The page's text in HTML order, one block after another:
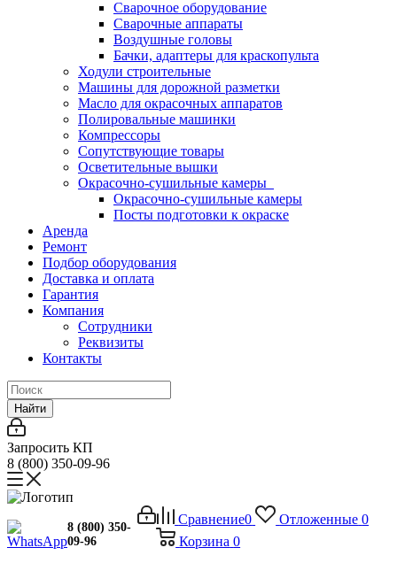
Сварочное оборудование
Сварочные аппараты
Воздушные головы
Бачки, адаптеры для краскопульта
Ходули строительные
Машины для дорожной разметки
Масло для окрасочных аппаратов
Полировальные машинки
Компрессоры
Сопутствующие товары
Осветительные вышки
Окрасочно-сушильные камеры
Окрасочно-сушильные камеры
Посты подготовки к окраске
Аренда
Ремонт
Подбор оборудования
Доставка и оплата
Гарантия
Компания
Сотрудники
Реквизиты
Контакты
Найти
Запросить КП
8 (800) 350-09-96
Сравнение0 Отложенные 0
Корзина 0
8 (800) 350-
09-96